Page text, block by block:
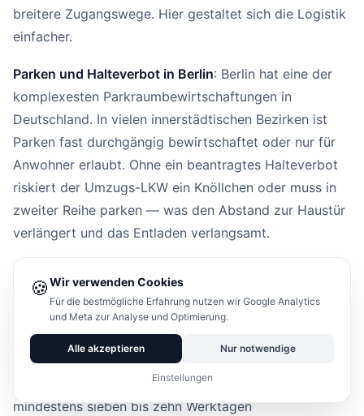
breitere Zugangswege. Hier gestaltet sich die Logistik
einfacher.
Parken und Halteverbot in Berlin: Berlin hat eine der
komplexesten Parkraumbewirtschaftungen in
Deutschland. In vielen innerstädtischen Bezirken ist
Parken fast durchgängig bewirtschaftet oder nur für
Anwohner erlaubt. Ohne ein beantragtes Halteverbot
riskiert der Umzugs-LKW ein Knöllchen oder muss in
zweiter Reihe parken — was den Abstand zur Haustür
verlängert und das Entladen verlangsamt.
Bezirksämter zuständig. Da Berlin 12 Bezirke hat und
du noch nicht zwingend weißt, welche Behörde
zuständig ist, empfiehlt sich, das dem
Umzugsunternehmen zu überlassen oder sich
frühzeitig online zu informieren. Rechne auch hier mit
mindestens sieben bis zehn Werktagen
🍪Wir verwenden Cookies
Für die bestmögliche Erfahrung nutzen wir Google Analytics
und Meta zur Analyse und Optimierung.
Alle akzeptieren Nur notwendige
Einstellungen